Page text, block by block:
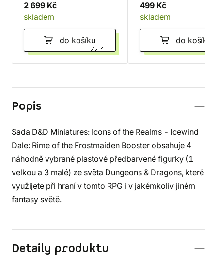
2 699 Kč
skladem
do košíku
499 Kč
skladem
do košíku
Popis
Sada D&D Miniatures: Icons of the Realms - Icewind
Dale: Rime of the Frostmaiden Booster obsahuje 4
náhodně vybrané plastové předbarvené figurky (1
velkou a 3 malé) ze světa Dungeons & Dragons, které
využijete při hraní v tomto RPG i v jakémkoliv jiném
fantasy světě.
Detaily produktu